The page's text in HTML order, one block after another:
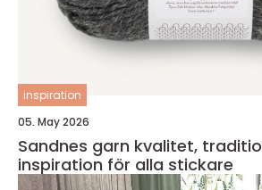
inspiration
05. May 2026
Sandnes garn kvalitet, tradition och
inspiration för alla stickare